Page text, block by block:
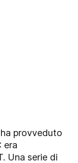
provveduto
era
Una serie di